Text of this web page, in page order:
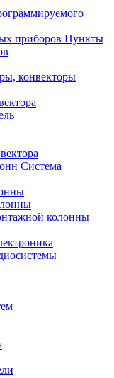
Пункты
конвекторы
Система
колонны